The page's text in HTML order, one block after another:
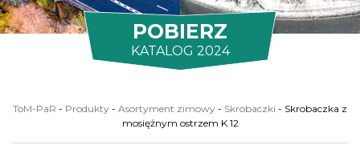
POBIERZ
KATALOG 2024
ToM-PaR - Produkty - Asortyment zimowy - Skrobaczki - Skrobaczka z
mosiężnym ostrzem K 12